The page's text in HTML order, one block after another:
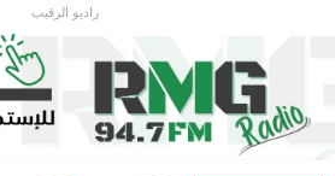
راديو الرقيب